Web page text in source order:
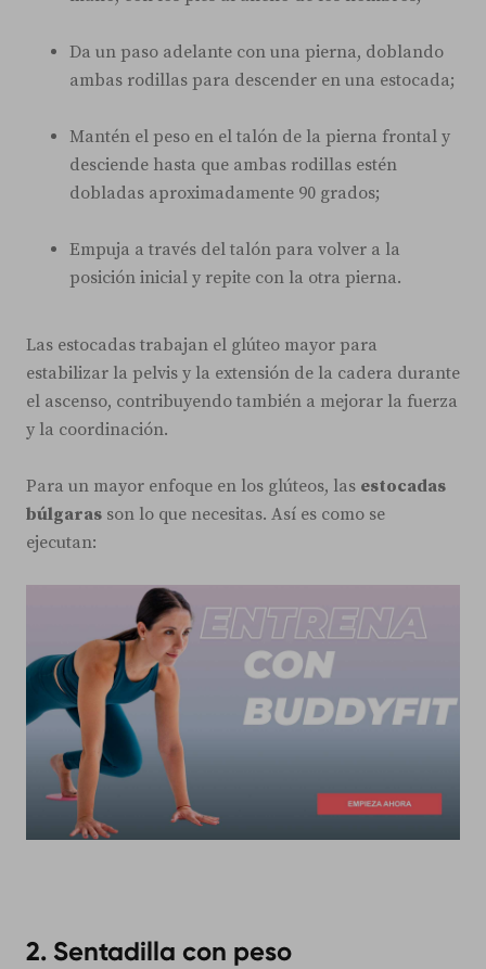
Da un paso adelante con una pierna, doblando
ambas rodillas para descender en una estocada;
Mantén el peso en el talón de la pierna frontal y
desciende hasta que ambas rodillas estén
dobladas aproximadamente 90 grados;
Empuja a través del talón para volver a la
posición inicial y repite con la otra pierna.
Las estocadas trabajan el glúteo mayor para
estabilizar la pelvis y la extensión de la cadera durante
el ascenso, contribuyendo también a mejorar la fuerza
y la coordinación.
Para un mayor enfoque en los glúteos, las estocadas
búlgaras son lo que necesitas. Así es como se
ejecutan:
2. Sentadilla con peso